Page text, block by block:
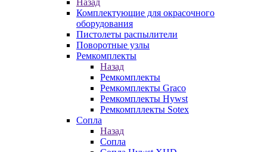
Назад
Комплектующие для окрасочного
оборудования
Пистолеты распылители
Поворотные узлы
Ремкомплекты
Назад
Ремкомплекты
Ремкомплекты Graco
Ремкомплекты Hywst
Ремкомпллекты Sotex
Сопла
Назад
Сопла